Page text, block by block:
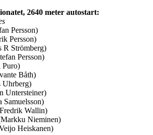
2640 meter autostart:
Persson)
Persson)
R Strömberg)
Persson)
Puro)
Båth)
Uhrberg)
Untersteiner)
Samuelsson)
Wallin)
Nieminen)
Heiskanen)